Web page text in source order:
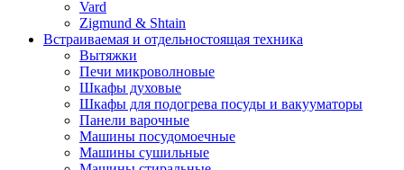
Vard
Zigmund & Shtain
Встраиваемая и отдельностоящая техника
Вытяжки
Печи микроволновые
Шкафы духовые
Шкафы для подогрева посуды и вакууматоры
Панели варочные
Машины посудомоечные
Машины сушильные